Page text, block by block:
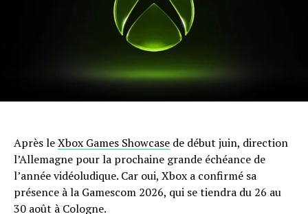
Après leXbox Games Showcase de début juin, direction
l’Allemagne pour la prochaine grande échéance de
l’année vidéoludique. Car oui, Xbox a confirmé sa
présence à la Gamescom 2026, qui se tiendra du 26 au
30 août à Cologne.